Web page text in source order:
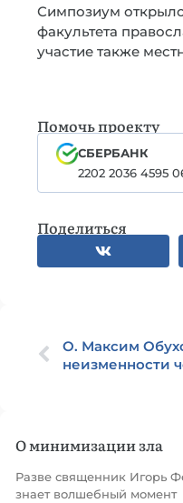
Симпозиум
факультета
участие также
Помочь проекту
СБЕРБАНК
2202 2036 4595
Поделиться
О. Максим
неизменности
О минимизации зла
Разве священник Игорь
знает волшебный момент